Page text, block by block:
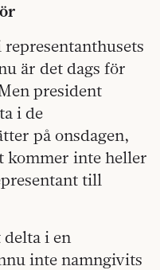
är det dags för
president
i de
på onsdagen,
kommer inte heller
till
i en
inte namngivits